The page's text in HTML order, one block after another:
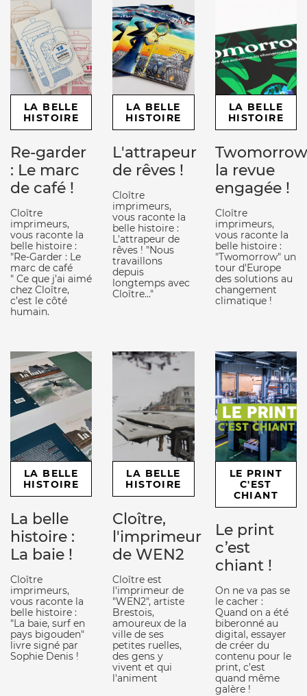
LA BELLE
HISTOIRE
Re-garder
: Le marc
de café !
Cloître
imprimeurs,
vous raconte la
belle histoire :
"Re-Garder : Le
marc de café
" Ce que j’ai aimé
chez Cloître,
c’est le côté
humain.
LA BELLE
HISTOIRE
L'attrapeur
de rêves !
Cloître
imprimeurs,
vous raconte la
belle histoire :
L'attrapeur de
rêves ! "Nous
travaillons
depuis
longtemps avec
Cloître..."
LA BELLE
HISTOIRE
la revue
engagée !
Cloître
imprimeurs,
vous raconte la
belle histoire :
"Twomorrow" un
tour d'Europe
des solutions au
changement
climatique !
LA BELLE
HISTOIRE
La belle
histoire :
La baie !
Cloître
imprimeurs,
vous raconte la
belle histoire :
"La baie, surf en
pays bigouden"
livre signé par
Sophie Denis !
LA BELLE
HISTOIRE
Cloître,
l'imprimeur
de WEN2
Cloître est
l'imprimeur de
"WEN2", artiste
Brestois,
amoureux de la
ville de ses
petites ruelles,
des gens y
vivent et qui
l'animent
LE PRINT
C'EST
CHIANT
Le print
c’est
chiant !
On ne va pas se
le cacher :
Quand on a été
biberonné au
digital, essayer
de créer du
contenu pour le
print, c’est
quand même
galère !